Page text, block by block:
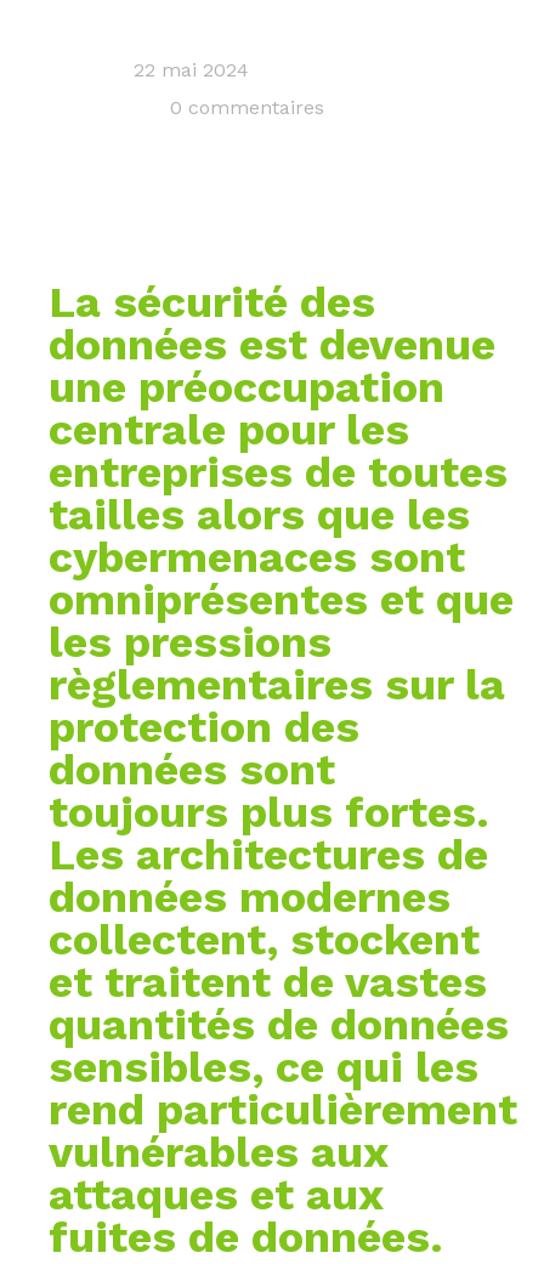
22 mai 2024
0 commentaires
La sécurité des
données est devenue
une préoccupation
centrale pour les
entreprises de toutes
tailles alors que les
cybermenaces sont
omniprésentes et que
les pressions
règlementaires sur la
protection des
données sont
toujours plus fortes.
Les architectures de
données modernes
collectent, stockent
et traitent de vastes
quantités de données
sensibles, ce qui les
rend particulièrement
vulnérables aux
attaques et aux
fuites de données.